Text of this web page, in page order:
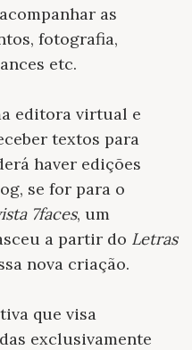
as
fotografia,
etc.
editora virtual e
textos para
haver edições
se for para o
7faces, um
a partir do Letras
nova criação.
que visa
exclusivamente